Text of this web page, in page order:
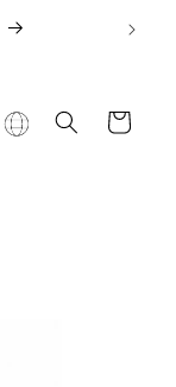
Warenkorb